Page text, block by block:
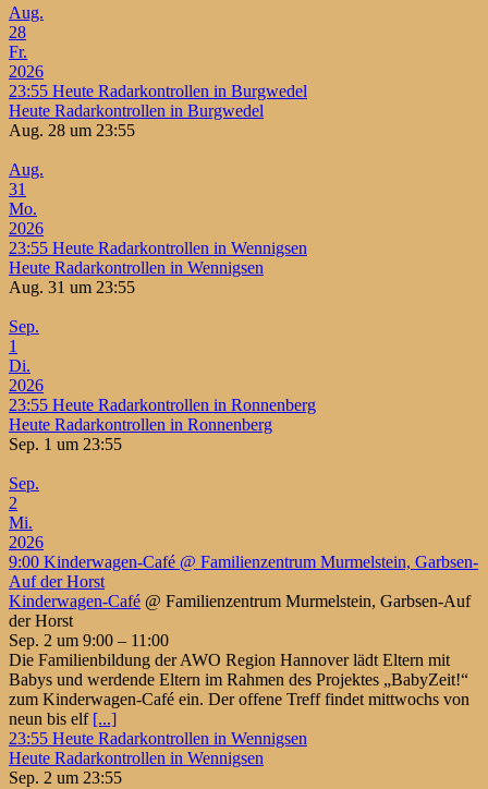
Aug.
28
Fr.
2026
23:55 Heute Radarkontrollen in Burgwedel
Heute Radarkontrollen in Burgwedel
Aug. 28 um 23:55
Aug.
31
Mo.
2026
23:55 Heute Radarkontrollen in Wennigsen
Heute Radarkontrollen in Wennigsen
Aug. 31 um 23:55
Sep.
1
Di.
2026
23:55 Heute Radarkontrollen in Ronnenberg
Heute Radarkontrollen in Ronnenberg
Sep. 1 um 23:55
Sep.
2
Mi.
2026
9:00 Kinderwagen-Café @ Familienzentrum Murmelstein, Garbsen-
Auf der Horst
Kinderwagen-Café @ Familienzentrum Murmelstein, Garbsen-Auf
der Horst
Sep. 2 um 9:00 – 11:00
Die Familienbildung der AWO Region Hannover lädt Eltern mit
Babys und werdende Eltern im Rahmen des Projektes „BabyZeit!“
zum Kinderwagen-Café ein. Der offene Treff findet mittwochs von
neun bis elf [...]
23:55 Heute Radarkontrollen in Wennigsen
Heute Radarkontrollen in Wennigsen
Sep. 2 um 23:55